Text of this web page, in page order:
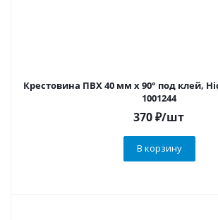
Крестовина ПВХ 40 мм х 90° под клей,
1001244
370₽/шт
В корзину